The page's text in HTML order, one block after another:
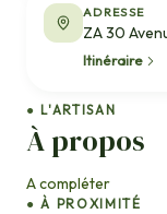
● L'ARTISAN
À propos
A compléter
● À PROXIMITÉ
ADRESSE
ZA 30
Itinéraire